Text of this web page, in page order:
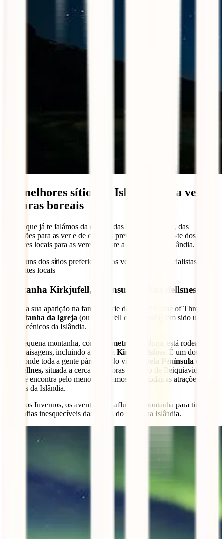
Os melhores sítios na Islândia para ver
auroras boreais
Agora que já te falámos da origem das Luzes do Norte, das
condições para as ver e de como as prever, vamos falar-te dos
melhores locais para as veres durante a tua viagem à Islândia.
Eis alguns dos sítios preferidos pelos verdadeiros especialistas – os
habitantes locais.
Montanha Kirkjufell, Península de Snaefellsnes
Desde a sua aparição na famosa série da HBO “Game of Thrones”,
Montanha da Igreja (ou Kirkjufell em islandês) tem sido um dos
ícones cénicos da Islândia.
Esta pequena montanha, com
463 metros
de altura, está rodeada de
belas paisagens, incluindo a cascata Kirkjufellsfoss
. É um dos
locais onde toda a gente pára quando visita a
bela Península de
Snaefellnes, situada a cerca de 3 horas de carro de Reiquiavique e
onde se encontra pelo menos uma amostra de todas as atrações
naturais da Islândia.
Todos os Invernos, os aventureiros afluem à montanha para tirar
fotografias inesquecíveis das Luzes do Norte na Islândia.